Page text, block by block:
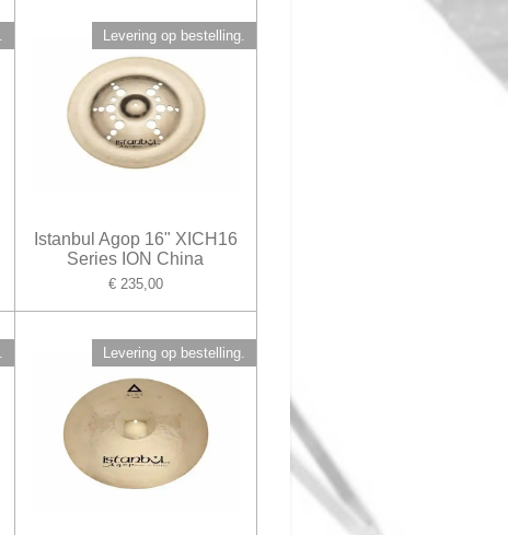
Levering op bestelling.
Istanbul Agop 16" XICH16
Series ION China
€ 235,00
Levering op bestelling.